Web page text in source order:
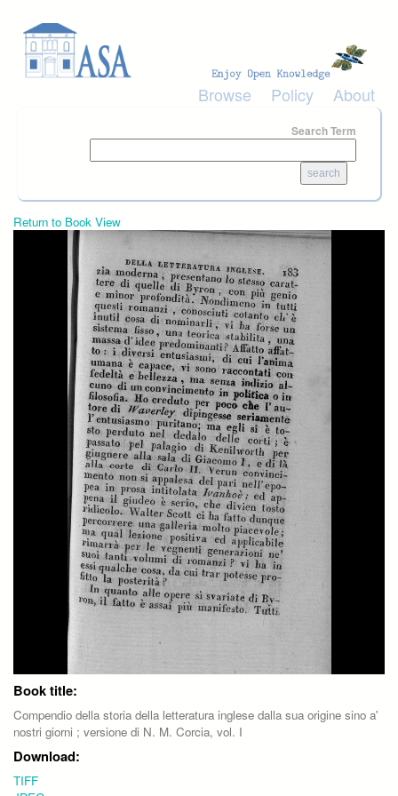
Browse Policy About
Search Term
Return to Book View
Book title:
Compendio della storia della letteratura inglese dalla sua origine sino a'
nostri giorni ; versione di N. M. Corcia, vol. I
Download:
TIFF